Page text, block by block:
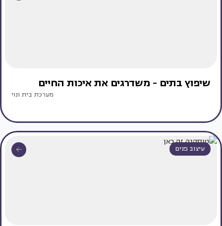
שיפוץ בתים - משדרגים את איכות החיים
מערכת בית ונוי
עיצוב פנים